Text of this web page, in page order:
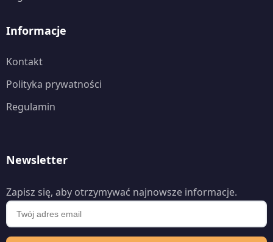
Informacje
Kontakt
Polityka prywatności
Regulamin
Newsletter
Zapisz się, aby otrzymywać najnowsze informacje.